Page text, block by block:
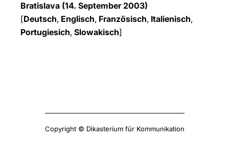
Bratislava (14. September 2003)
[Deutsch, Englisch, Französisch, Italienisch,
Portugiesich, Slowakisch]
Copyright © Dikasterium für Kommunikation